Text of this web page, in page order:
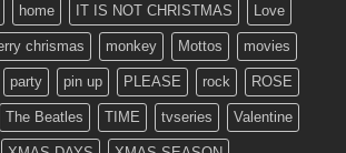
home IT IS NOT CHRISTMAS Love
chrismas monkey Mottos movies
party pin up PLEASE rock ROSE
The Beatles TIME tvseries Valentine